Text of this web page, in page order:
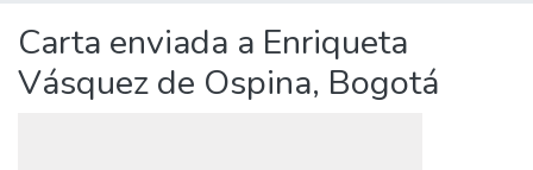
Carta enviada a Enriqueta
Vásquez de Ospina, Bogotá